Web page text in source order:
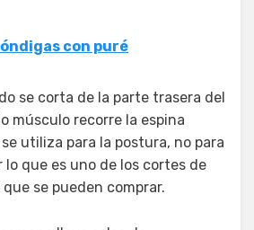
con puré
se corta de la parte trasera del
músculo recorre la espina
utiliza para la postura, no para
lo que es uno de los cortes de
se pueden comprar.